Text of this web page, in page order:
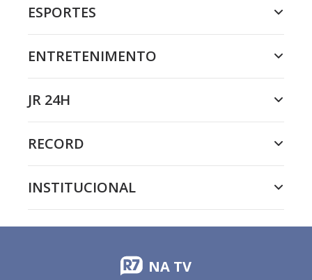
ESPORTES
ENTRETENIMENTO
JR 24H
RECORD
INSTITUCIONAL
NA TV